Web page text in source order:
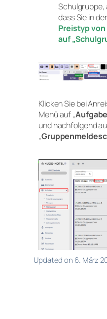
Schulgruppe,
dass Sie in
Preistyp von
auf
Klicken Sie bei
Menü auf „
und nachfolgend
„
Updated on 6. März